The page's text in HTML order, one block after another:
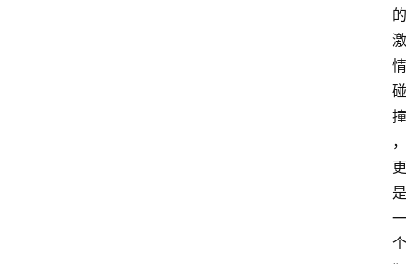
的
激
情
碰
撞
，
更
是
一
个